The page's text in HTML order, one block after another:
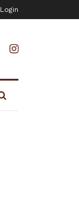
Login